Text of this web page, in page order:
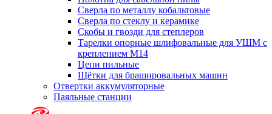
Сверла по металлу кобальтовые
Сверла по стеклу и керамике
Скобы и гвозди для степлеров
Тарелки опорные шлифовальные для УШМ с
креплением М14
Цепи пильные
Щётки для брашировальных машин
Отвертки аккумуляторные
Паяльные станции